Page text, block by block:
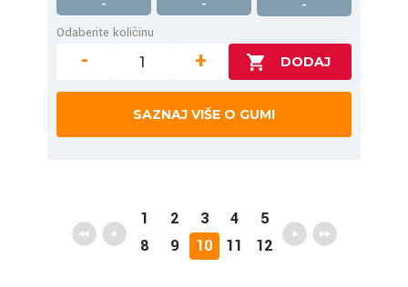
- -
-
Odaberite količinu
- +
SAZNAJ VIŠE O GUMI
1 2 3 4
5
8
9 10 11 12